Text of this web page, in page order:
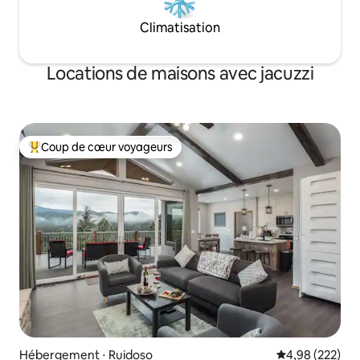
Climatisation
Locations de maisons avec jacuzzi
Coups de cœur voyageurs les plus appréciés
Coup de cœur voyageurs
Hébergement ⋅ Ruidoso Évaluation
4,98 (222)